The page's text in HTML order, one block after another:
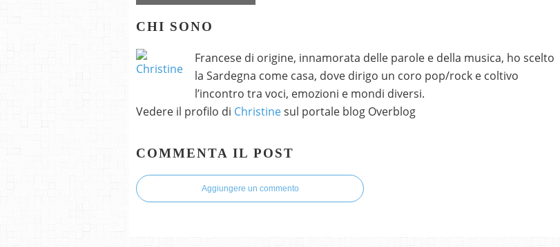
CHI SONO
Francese di origine, innamorata delle parole e della musica, ho scelto
la Sardegna come casa, dove dirigo un coro pop/rock e coltivo
l’incontro tra voci, emozioni e mondi diversi.
Vedere il profilo di Christinesul portale blog Overblog
COMMENTA IL POST
Aggiungere un commento